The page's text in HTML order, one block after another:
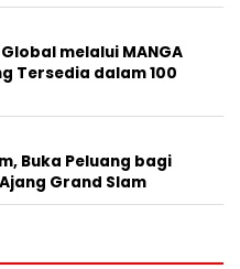
melalui MANGA
Tersedia dalam 100
Buka Peluang bagi
Grand Slam